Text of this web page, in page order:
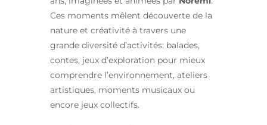
Ces moments mêlent découverte de la
nature et créativité à travers une
grande diversité d’activités: balades,
contes, jeux d’exploration pour mieux
comprendre l’environnement, ateliers
artistiques, moments musicaux ou
encore jeux collectifs.